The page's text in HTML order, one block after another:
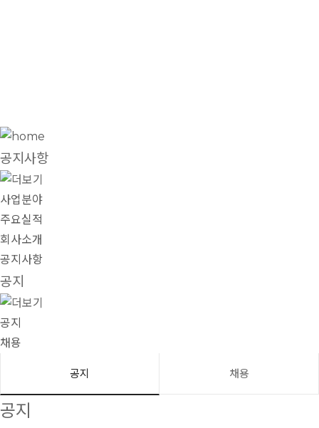
공지사항
사업분야
주요실적
회사소개
공지사항
공지
공지
채용
공지 채용
공지